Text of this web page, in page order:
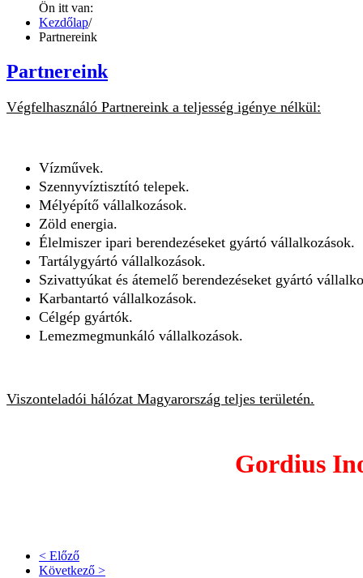
Ön itt van:
Kezdőlap/
Partnereink
Partnereink
Végfelhasználó Partnereink a teljesség igénye nélkül:
Vízművek.
Szennyvíztisztító telepek.
Mélyépítő vállalkozások.
Zöld energia.
Élelmiszer ipari berendezéseket gyártó vállalkozások.
Tartálygyártó vállalkozások.
Szivattyúkat és átemelő berendezéseket gyártó
Karbantartó vállalkozások.
Célgép gyártók.
Lemezmegmunkáló vállalkozások.
Viszonteladói hálózat Magyarország teljes területén.
Gordius
< Előző
Következő >